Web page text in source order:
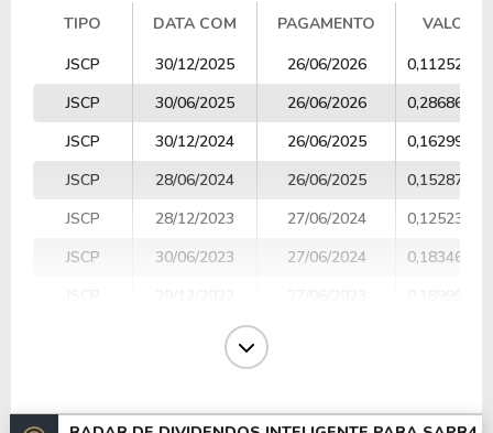
TIPO DATA COM PAGAMENTO
VALOR
TIPO
DATA COM PAGAMENTO VALOR
JSCP 30/12/2025 26/06/2026
0,11252900
JSCP
30/06/2025 26/06/2026
0,28686100
JSCP
30/12/2024 26/06/2025
0,16299100
JSCP
28/06/2024 26/06/2025
0,15287200
JSCP
28/12/2023 27/06/2024
0,12523600
JSCP
30/06/2023 27/06/2024
0,18346400
30/06/2022
JSCP
30/12/2021 24/06/2022
0,11927003